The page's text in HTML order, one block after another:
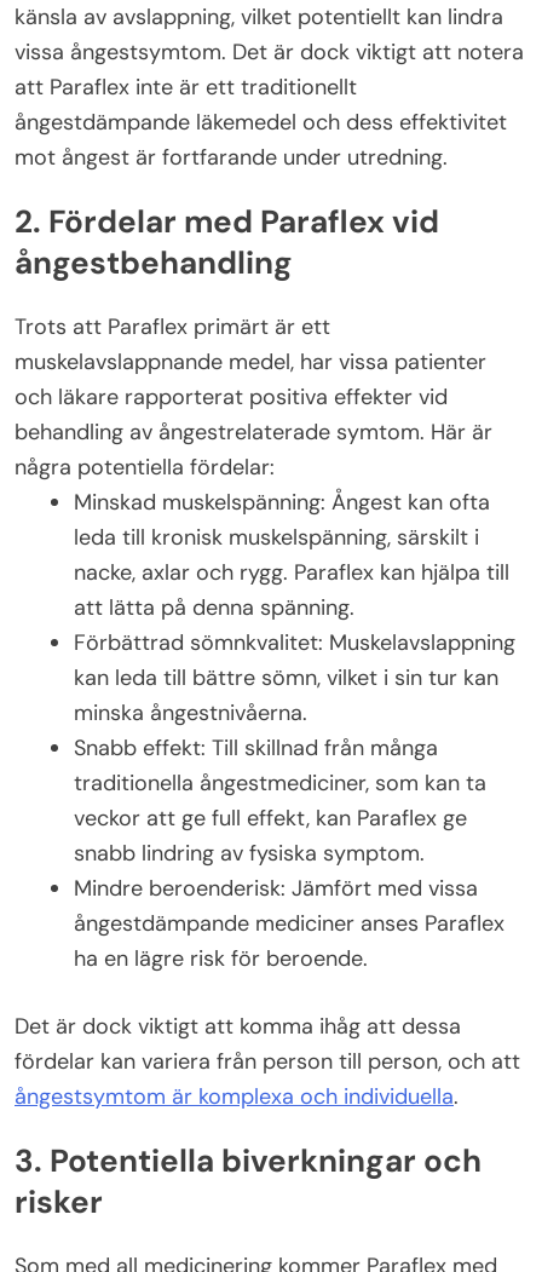
känsla av avslappning, vilket potentiellt kan lindra
vissa ångestsymtom. Det är dock viktigt att notera
att Paraflex inte är ett traditionellt
ångestdämpande läkemedel och dess effektivitet
mot ångest är fortfarande under utredning.
2. Fördelar med Paraflex vid
ångestbehandling
Trots att Paraflex primärt är ett
muskelavslappnande medel, har vissa patienter
och läkare rapporterat positiva effekter vid
behandling av ångestrelaterade symtom. Här är
några potentiella fördelar:
Minskad muskelspänning: Ångest kan ofta
leda till kronisk muskelspänning, särskilt i
nacke, axlar och rygg. Paraflex kan hjälpa till
att lätta på denna spänning.
Förbättrad sömnkvalitet: Muskelavslappning
kan leda till bättre sömn, vilket i sin tur kan
minska ångestnivåerna.
Snabb effekt: Till skillnad från många
traditionella ångestmediciner, som kan ta
veckor att ge full effekt, kan Paraflex ge
snabb lindring av fysiska symptom.
Mindre beroenderisk: Jämfört med vissa
ångestdämpande mediciner anses Paraflex
ha en lägre risk för beroende.
Det är dock viktigt att komma ihåg att dessa
fördelar kan variera från person till person, och att
ångestsymtom är komplexa och individuella.
3. Potentiella biverkningar och
risker
Som med all medicinering kommer Paraflex med